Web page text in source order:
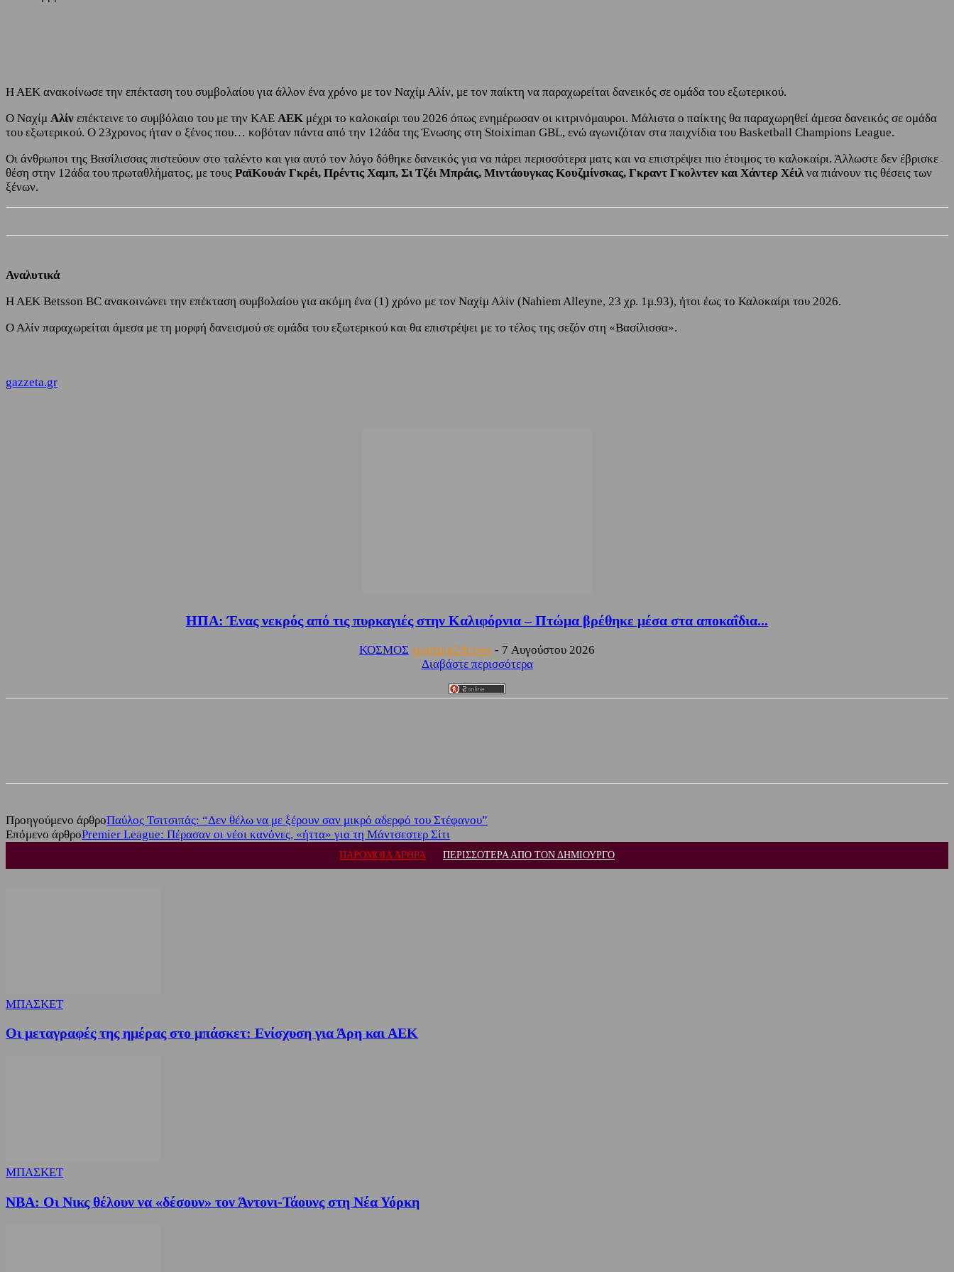
H AEK ανακοίνωσε την επέκταση του συμβολαίου για άλλον ένα χρόνο με τον Ναχίμ Αλίν, με τον παίκτη να παραχωρείται δανεικός σε ομάδα του εξωτερικού.
Ο Ναχίμ Αλίν επέκτεινε το συμβόλαιο του με την ΚΑΕ ΑΕΚ μέχρι το καλοκαίρι του 2026 όπως ενημέρωσαν οι κιτρινόμαυροι. Μάλιστα ο παίκτης θα παραχωρηθεί άμεσα δανεικός σε ομάδα
του εξωτερικού. Ο 23χρονος ήταν ο ξένος που… κοβόταν πάντα από την 12άδα της Ένωσης στη Stoiximan GBL, ενώ αγωνιζόταν στα παιχνίδια του Basketball Champions League.
Oι άνθρωποι της Βασίλισσας πιστεύουν στο ταλέντο και για αυτό τον λόγο δόθηκε δανεικός για να πάρει περισσότερα ματς και να επιστρέψει πιο έτοιμος το καλοκαίρι. Άλλωστε δεν έβρισκε
θέση στην 12άδα του πρωταθλήματος, με τους ΡαϊΚουάν Γκρέι, Πρέντις Χαμπ, Σι Τζέι Μπράις, Μιντάουγκας Κουζμίνσκας, Γκραντ Γκολντεν και Χάντερ Χέιλνα πιάνουν τις θέσεις των
ξένων.
Αναλυτικά
Η ΑΕΚ Betsson BC ανακοινώνει την επέκταση συμβολαίου για ακόμη ένα (1) χρόνο με τον Ναχίμ Αλίν (Nahiem Alleyne, 23 χρ. 1μ.93), ήτοι έως το Καλοκαίρι του 2026.
Ο Αλίν παραχωρείται άμεσα με τη μορφή δανεισμού σε ομάδα του εξωτερικού και θα επιστρέψει με το τέλος της σεζόν στη «Βασίλισσα».
gazzeta.gr
ΗΠΑ: Ένας νεκρός από τις πυρκαγιές στην Καλιφόρνια – Πτώμα βρέθηκε μέσα στα αποκαΐδια...
ΚΟΣΜΟΣ sporting24news - 7 Αυγούστου 2026
Διαβάστε περισσότερα
Προηγούμενο άρθροΠαύλος Τσιτσιπάς: “Δεν θέλω να με ξέρουν σαν μικρό αδερφό του Στέφανου”
Επόμενο άρθροPremier League: Πέρασαν οι νέοι κανόνες, «ήττα» για τη Μάντσεστερ Σίτι
ΠΑΡΟΜΟΙΑ ΑΡΘΡΑ ΠΕΡΙΣΣΟΤΕΡΑ ΑΠΟ ΤΟΝ ΔΗΜΙΟΥΡΓΟ
ΜΠΑΣΚΕΤ
Οι μεταγραφές της ημέρας στο μπάσκετ: Ενίσχυση για Άρη και ΑΕΚ
ΜΠΑΣΚΕΤ
NBA: Οι Νικς θέλουν να «δέσουν» τον Άντονι-Τάουνς στη Νέα Υόρκη